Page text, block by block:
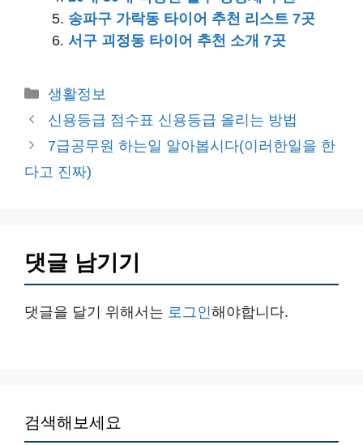
송파구 가락동 타이어 추천 리스트 7곳
서구 괴정동 타이어 추천 소개 7곳
카
테
리
생활정보
신용등급 점수표 신용등급 올리는 방법
7급공무원 하는일 알아봅시다(이러한일을 한
다고 진짜)
댓글 남기기
댓글을 달기 위해서는 로그인해야합니다.
검색해보세요